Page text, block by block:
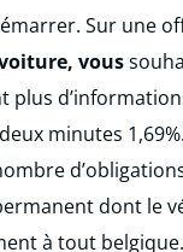
Sur une
vous
plus
minutes
dont le
à tout